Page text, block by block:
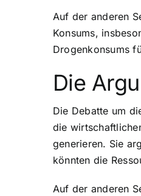
Auf der anderen
Konsums,
Drogenkonsums
Die
Die Debatte um
die
generieren. Sie
könnten die
Auf der anderen